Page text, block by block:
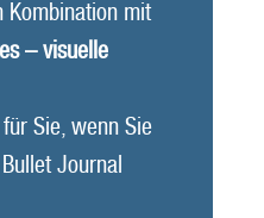
Kombination mit
– visuelle
Sie, wenn Sie
Journal